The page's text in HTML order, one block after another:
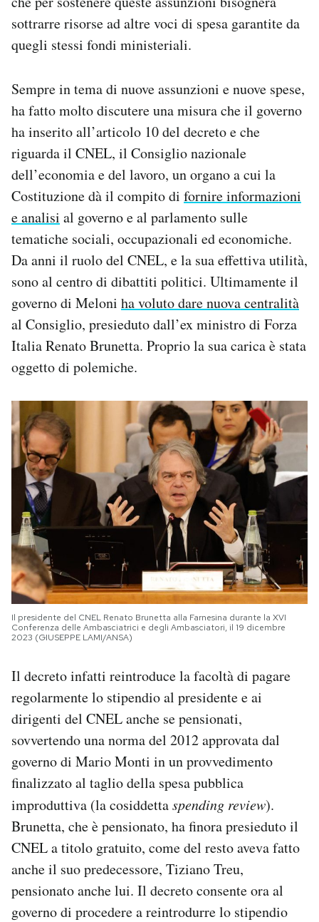
sottrarre risorse ad altre voci di spesa garantite da
quegli stessi fondi ministeriali.
Sempre in tema di nuove assunzioni e nuove spese,
ha fatto molto discutere una misura che il governo
ha inserito all’articolo 10 del decreto e che
riguarda il CNEL, il Consiglio nazionale
dell’economia e del lavoro, un organo a cui la
Costituzione dà il compito di fornire informazioni
e analisi al governo e al parlamento sulle
tematiche sociali, occupazionali ed economiche.
Da anni il ruolo del CNEL, e la sua effettiva utilità,
sono al centro di dibattiti politici. Ultimamente il
governo di Meloni ha voluto dare nuova centralità
al Consiglio, presieduto dall’ex ministro di Forza
Italia Renato Brunetta. Proprio la sua carica è stata
oggetto di polemiche.
Il presidente del CNEL Renato Brunetta alla Farnesina durante la XVI
Conferenza delle Ambasciatrici e degli Ambasciatori, il 19 dicembre
2023 (GIUSEPPE LAMI/ANSA)
Il decreto infatti reintroduce la facoltà di pagare
regolarmente lo stipendio al presidente e ai
dirigenti del CNEL anche se pensionati,
sovvertendo una norma del 2012 approvata dal
governo di Mario Monti in un provvedimento
finalizzato al taglio della spesa pubblica
improduttiva (la cosiddettaspending review).
Brunetta, che è pensionato, ha finora presieduto il
CNEL a titolo gratuito, come del resto aveva fatto
anche il suo predecessore, Tiziano Treu,
pensionato anche lui. Il decreto consente ora al
governo di procedere a reintrodurre lo stipendio